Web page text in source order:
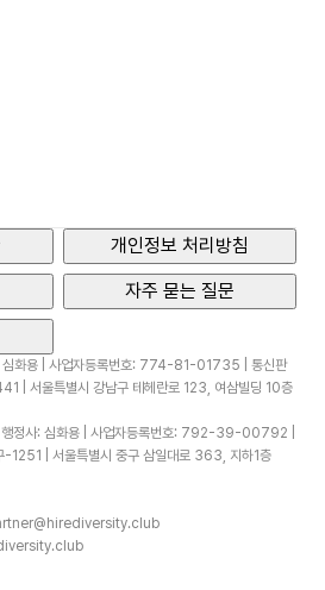
개인정보 처리방침
자주 묻는 질문
심화용 | 사업자등록번호: 774-81-01735 | 통신판
| 서울특별시 강남구 테헤란로 123, 여삼빌딩 10층
행정사: 심화용 | 사업자등록번호: 792-39-00792 |
1251 | 서울특별시 중구 삼일대로 363, 지하1층